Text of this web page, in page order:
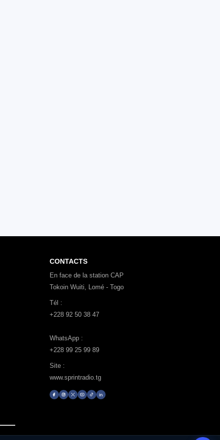
CONTACTS
En face de la station CAP
Tokoin Wuiti, Lomé - Togo
Tél :
+228 92 50 38 47
WhatsApp :
+228 99 25 99 89
Site :
www.sprintradio.tg